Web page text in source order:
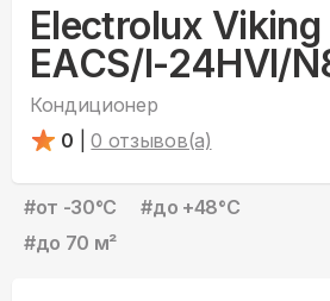
Electrolux
EACS/I-24HVI/
Кондиционер
0
0 отзывов(а)
#от -30°С #до +48°С
#до 70 м²